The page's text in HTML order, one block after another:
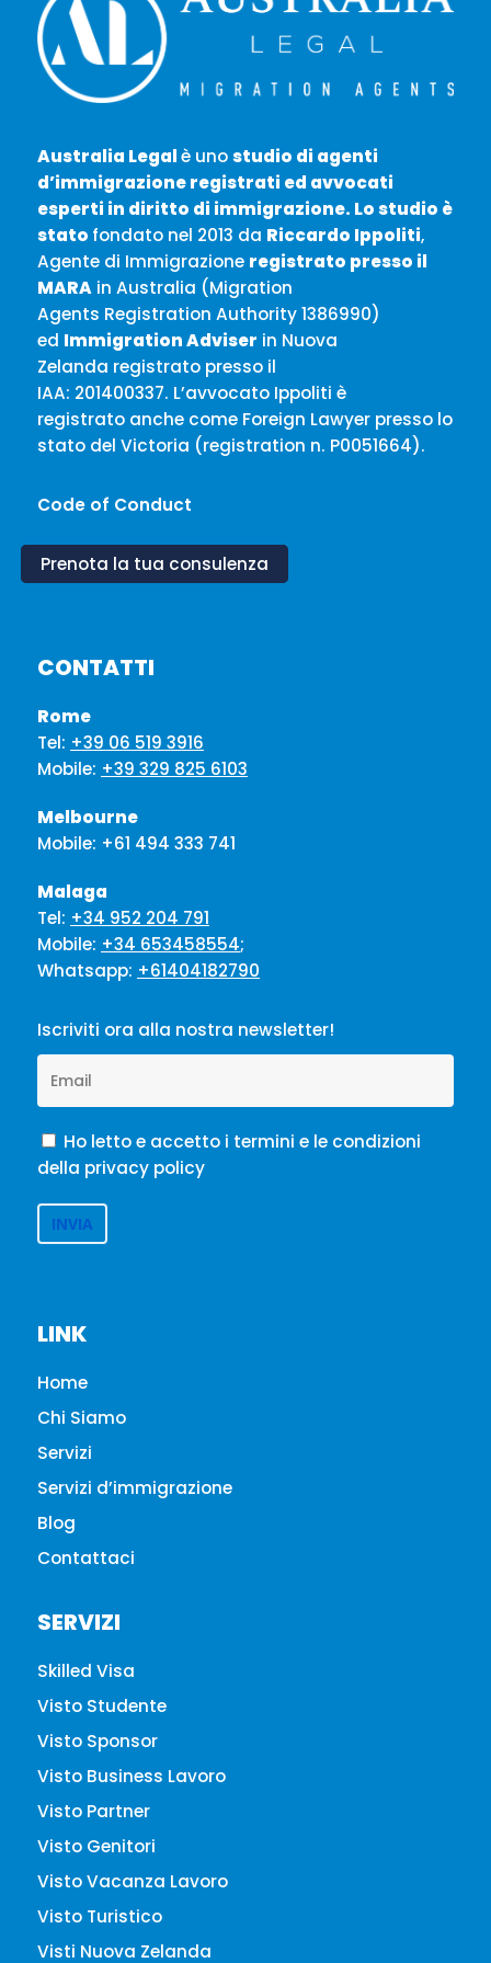
Australia Legalè unostudio di agenti
d’immigrazione registrati ed avvocati
esperti in diritto di immigrazione. Lo studio è
stato fondato nel 2013 da Riccardo Ippoliti,
Agente di Immigrazione registrato presso il
MARA in Australia (Migration
Agents Registration Authority 1386990)
ed Immigration Adviser in Nuova
Zelanda registrato presso il
IAA: 201400337. L’avvocato Ippoliti è
registrato anche come Foreign Lawyer presso lo
stato del Victoria (registration n. P0051664).
Code of Conduct
Prenota la tua consulenza
CONTATTI
Rome
Tel: +39 06 519 3916
Mobile: +39 329 825 6103
Melbourne
Mobile: +61 494 333 741
Malaga
Tel: +34 952 204 791
Mobile: +34 653458554;
Whatsapp: +61404182790
Iscriviti ora alla nostra newsletter!
Ho letto e accetto i termini e le condizioni
della privacy policy
LINK
Home
Chi Siamo
Servizi
Servizi d’immigrazione
Blog
Contattaci
SERVIZI
Skilled Visa
Visto Studente
Visto Sponsor
Visto Business Lavoro
Visto Partner
Visto Genitori
Visto Vacanza Lavoro
Visto Turistico
Visti Nuova Zelanda